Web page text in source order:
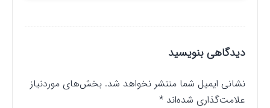
دیدگاهی بنویسید
نشانی ایمیل شما منتشر نخواهد شد. بخش‌های موردنیاز
علامت‌گذاری شده‌اند*